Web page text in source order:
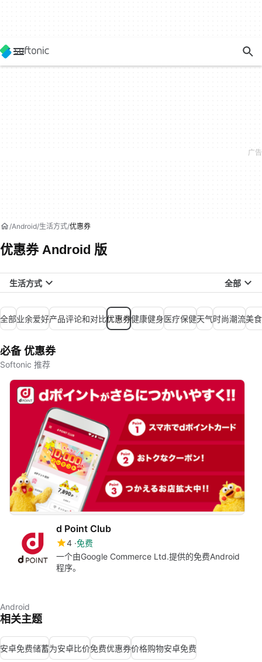
Android 生活方式 优惠券
优惠券 Android 版
生活方式 全部
全部业余爱好产品评论和对比优惠券健康健身医疗保健天气时尚潮流美
必备 优惠券
Softonic 推荐
d Point Club
4 免费
一个由Google Commerce Ltd.提供的免费Android
程序。
Android
相关主题
安卓免费储蓄为安卓比价免费优惠券价格购物安卓免费